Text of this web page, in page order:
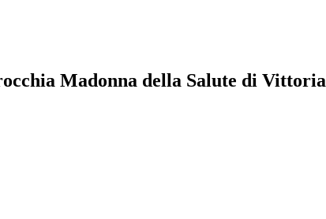
Madonna della Salute di Vittoria